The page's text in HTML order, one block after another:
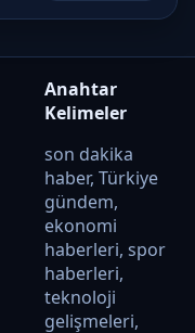
Anahtar
Kelimeler
son dakika
haber, Türkiye
gündem,
ekonomi
haberleri, spor
haberleri,
teknoloji
gelişmeleri,